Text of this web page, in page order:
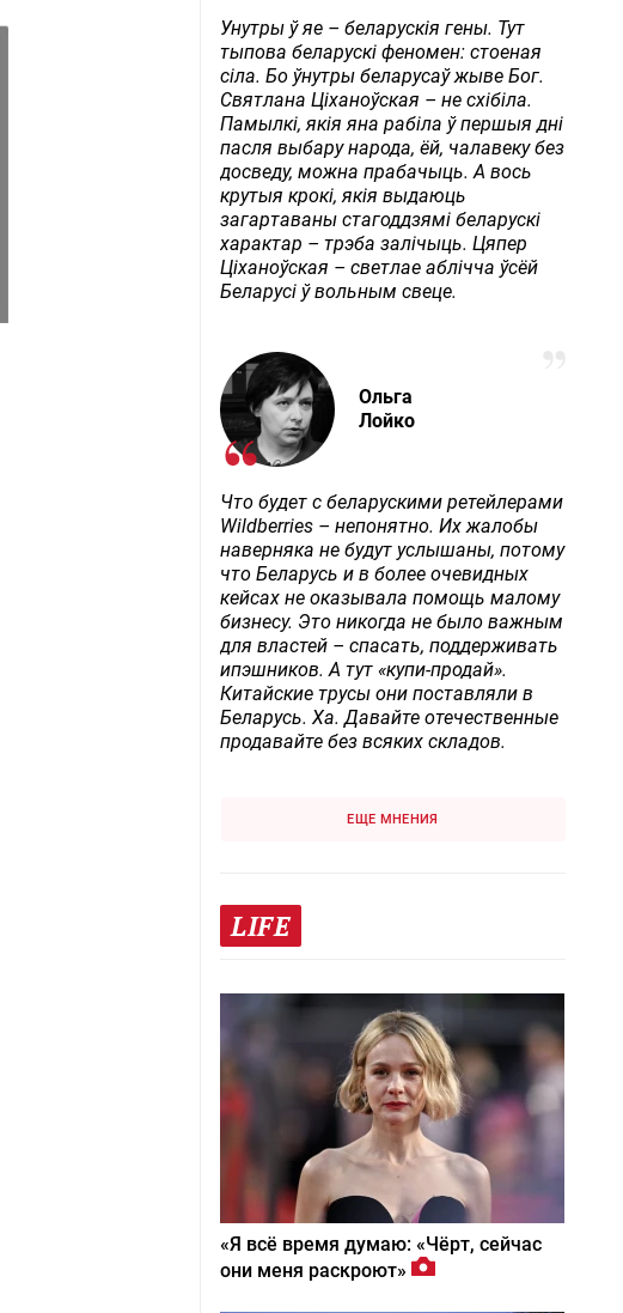
Унутры ў яе – беларускія гены. Тут
тыпова беларускі феномен: стоеная
сіла. Бо ўнутры беларусаў жыве Бог.
Святлана Ціханоўская – не схібіла.
Памылкі, якія яна рабіла ў першыя дні
пасля выбару народа, ёй, чалавеку без
досведу, можна прабачыць. А вось
крутыя крокі, якія выдаюць
загартаваны стагоддзямі беларускі
характар – трэба залічыць. Цяпер
Ціханоўская – светлае аблічча ўсёй
Беларусі ў вольным свеце.
Ольга
Лойко
Что будет с беларускими ретейлерами
Wildberries – непонятно. Их жалобы
наверняка не будут услышаны, потому
что Беларусь и в более очевидных
кейсах не оказывала помощь малому
бизнесу. Это никогда не было важным
для властей – спасать, поддерживать
ипэшников. А тут «купи-продай».
Китайские трусы они поставляли в
Беларусь. Ха. Давайте отечественные
продавайте без всяких складов.
ЕЩЕ МНЕНИЯ
LIFE
«Я всё время думаю: «Чёрт, сейчас
они меня раскроют»